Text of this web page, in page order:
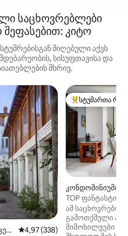
საცხოვრებლები
შეფასებით: კიტო
მიღებული აქვს
სისუფთავისა და
მხრივ.
ვარიანტი
საშუალო შეფასებაა 5‑დან
4,97 (338)
სტუმართა
სტუმართა
კონდომინიუმი
ესტა)
TOP
საუკეთესო
ამ
გამოთქმული
მიმოხილვები